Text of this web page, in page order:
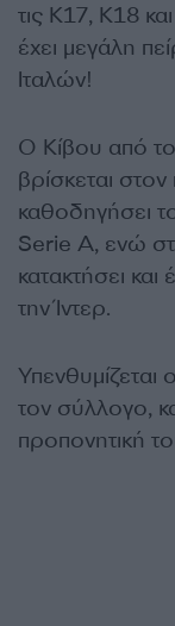
τις Κ17, Κ18
έχει μεγάλη
Ιταλών!
Ο Κίβου από
βρίσκεται
καθοδηγήσει
Serie A, ενώ
κατακτήσει
την Ίντερ.
Υπενθυμίζεται
τον σύλλογο,
προπονητική